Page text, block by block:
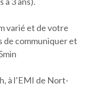
varié et de votre
de communiquer et
à l’EMI de Nort-